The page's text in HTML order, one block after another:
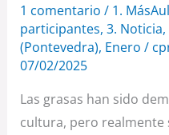
1 comentario / 1.
participantes, 3. Noticia,
(Pontevedra), Enero /
07/02/2025
Las grasas han sido
cultura, pero